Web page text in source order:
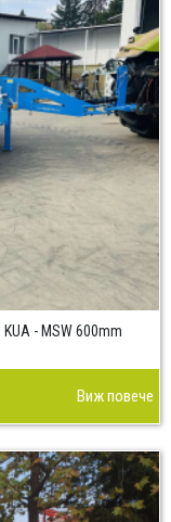
- MSW 600mm
Виж повече